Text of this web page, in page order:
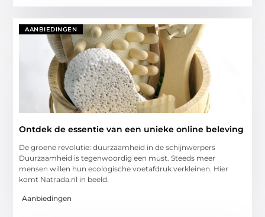
AANBIEDINGEN
Ontdek de essentie van een unieke online beleving
De groene revolutie: duurzaamheid in de schijnwerpers
Duurzaamheid is tegenwoordig een must. Steeds meer
mensen willen hun ecologische voetafdruk verkleinen. Hier
komt Natrada.nl in beeld.
Aanbiedingen